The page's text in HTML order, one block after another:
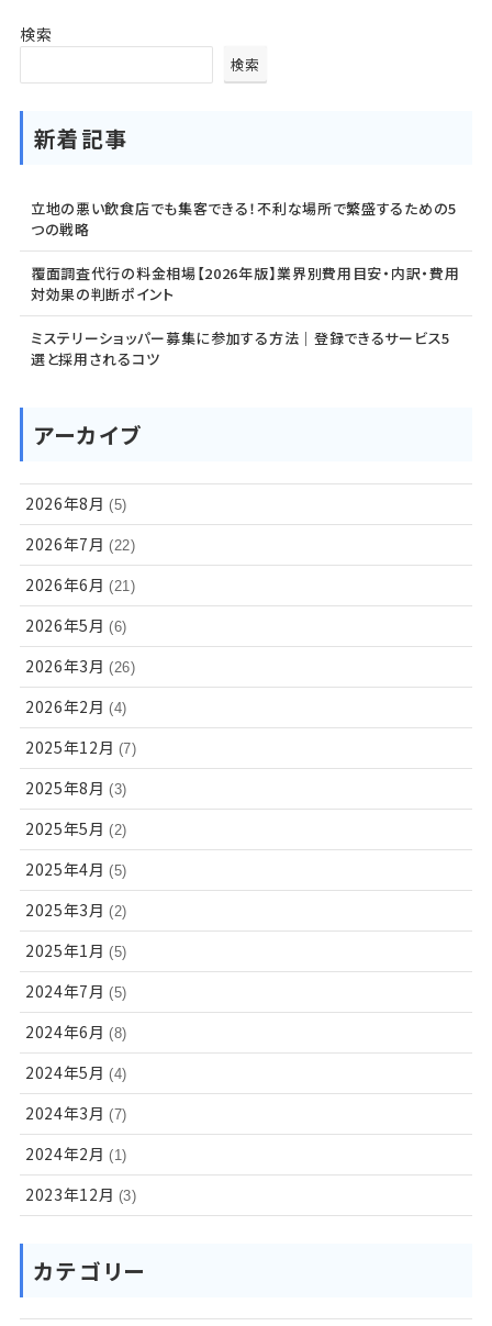
検索
検索
新着記事
立地の悪い飲食店でも集客できる！不利な場所で繁盛するための5
つの戦略
覆面調査代行の料金相場【2026年版】業界別費用目安・内訳・費用
対効果の判断ポイント
ミステリーショッパー募集に参加する方法｜登録できるサービス5
選と採用されるコツ
アーカイブ
2026年8月 (5)
2026年7月 (22)
2026年6月 (21)
2026年5月 (6)
2026年3月 (26)
2026年2月 (4)
2025年12月 (7)
2025年8月 (3)
2025年5月 (2)
2025年4月 (5)
2025年3月 (2)
2025年1月 (5)
2024年7月 (5)
2024年6月 (8)
2024年5月 (4)
2024年3月 (7)
2024年2月 (1)
2023年12月 (3)
カテゴリー